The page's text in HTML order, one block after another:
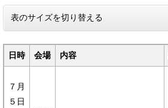
表のサイズを切り替える
日時 会場 内容
７月
５日